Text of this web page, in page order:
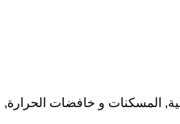
, المسكنات و خافضات الحرارة,